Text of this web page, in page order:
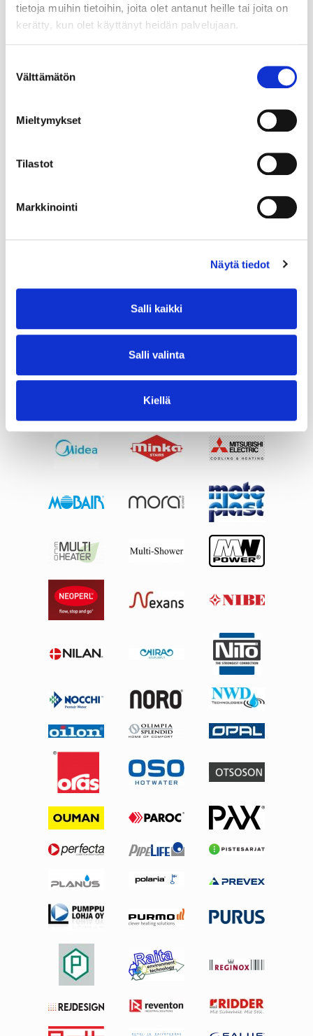
tietoja muihin tietoihin, joita olet antanut heille tai joita on
kerätty, kun olet käyttänyt heidän palvelujaan.
valinta
Välttämätön
Mieltymykset
Tilastot
Markkinointi
Näytä tiedot
Salli kaikki
Salli valinta
Kiellä